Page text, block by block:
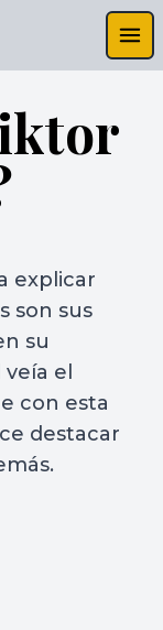
explicar
son sus
su
el
con esta
destacar